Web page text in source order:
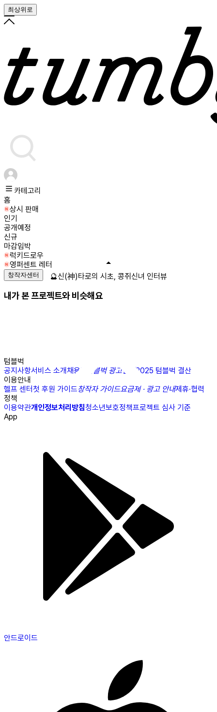
최상위로
카테고리
홈
상시 판매
인기
공개예정
신규
마감임박
럭키드로우
영퍼센트 레터
창작자센터
내가 본 프로젝트와 비슷해요
텀블벅
공지사항서비스 소개채용N 텀블벅 광고센터
2025 텀블벅 결산
이용안내
헬프 센터첫 후원 가이드창작자 가이드요금제 · 광고 안내제휴·협력
정책
이용약관개인정보처리방침청소년보호정책프로젝트 심사 기준
App
안드로이드
🔮신(神)타로의 시초, 콩쥐신녀 인터뷰